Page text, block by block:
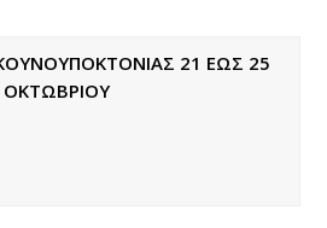
21 ΕΩΣ 25
ΟΚΤΩΒΡΙΟΥ